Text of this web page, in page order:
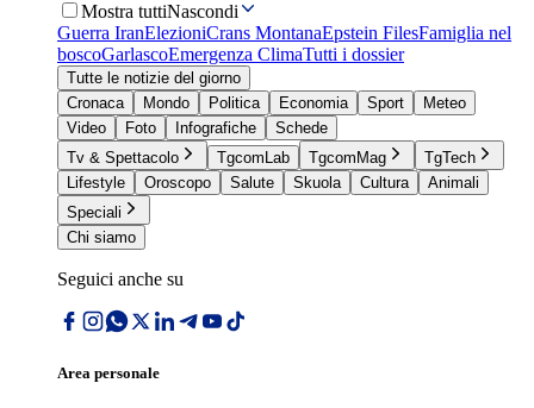
Mostra tuttiNascondi
Guerra IranElezioniCrans MontanaEpstein FilesFamiglia nel
boscoGarlascoEmergenza ClimaTutti i dossier
Tutte le notizie del giorno
Cronaca
Mondo Politica Economia Sport
Meteo
Video
Foto Infografiche
Schede
Tv & Spettacolo
TgcomLab TgcomMag
TgTech
Lifestyle
Oroscopo Salute Skuola Cultura
Animali
Speciali
Chi siamo
Seguici anche su
Area personale